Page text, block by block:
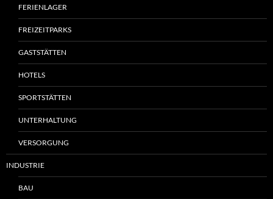
FERIENLAGER
FREIZEITPARKS
GASTSTÄTTEN
HOTELS
SPORTSTÄTTEN
UNTERHALTUNG
VERSORGUNG
INDUSTRIE
BAU